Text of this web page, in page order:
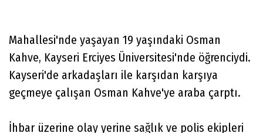
Mahallesi'nde yaşayan 19 yaşındaki Osman
Kahve, Kayseri Erciyes Üniversitesi'nde öğrenciydi.
Kayseri'de arkadaşları ile karşıdan karşıya
geçmeye çalışan Osman Kahve'ye araba çarptı.
İhbar üzerine olay yerine sağlık ve polis ekipleri